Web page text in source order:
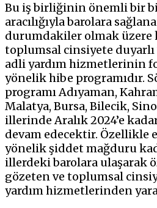
Bu iş birliğinin önemli bir
aracılığıyla barolara
durumdakiler olmak üzere
toplumsal cinsiyete duyarlı
adli yardım hizmetlerinin
yönelik hibe programıdır.
programı Adıyaman,
Malatya, Bursa, Bilecik,
illerinde Aralık 2024’e
devam edecektir. Özellikle
yönelik şiddet mağduru
illerdeki barolara ulaşarak
gözeten ve toplumsal
yardım hizmetlerinden